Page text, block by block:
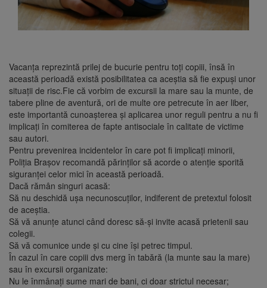
Vacanţa reprezintă prilej de bucurie pentru toţi copiii, însă în
această perioadă există posibilitatea ca aceştia să fie expuşi unor
situaţii de risc.Fie că vorbim de excursii la mare sau la munte, de
tabere pline de aventură, ori de multe ore petrecute în aer liber,
este importantă cunoaşterea şi aplicarea unor reguli pentru a nu fi
implicaţi în comiterea de fapte antisociale în calitate de victime
sau autori.
Pentru prevenirea incidentelor în care pot fi implicați minorii,
Poliția Brașov recomandă părinților să acorde o atenție sporită
siguranței celor mici în această perioadă.
Dacă rămân singuri acasă:
Să nu deschidă uşa necunoscuţilor, indiferent de pretextul folosit
de aceştia.
Să vă anunţe atunci când doresc să-şi invite acasă prietenii sau
colegii.
Să vă comunice unde şi cu cine îşi petrec timpul.
În cazul în care copiii dvs merg în tabără (la munte sau la mare)
sau în excursii organizate:
Nu le înmânați sume mari de bani, ci doar strictul necesar;